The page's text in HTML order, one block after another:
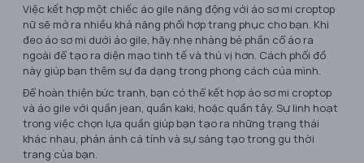
Việc kết hợp một chiếc áo gile năng động với áo sơ mi croptop
nữ sẽ mở ra nhiều khả năng phối hợp trang phục cho bạn. Khi
đeo áo sơ mi dưới áo gile, hãy nhẹ nhàng bẻ phần cổ áo ra
ngoài để tạo ra diện mạo tinh tế và thú vị hơn. Cách phối đồ
này giúp bạn thêm sự đa dạng trong phong cách của mình.
Để hoàn thiện bức tranh, bạn có thể kết hợp áo sơ mi croptop
và áo gile với quần jean, quần kaki, hoặc quần tây. Sự linh hoạt
trong việc chọn lựa quần giúp bạn tạo ra những trạng thái
khác nhau, phản ánh cá tính và sự sáng tạo trong gu thời
trang của bạn.